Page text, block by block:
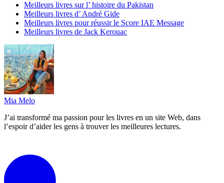
Meilleurs livres sur l’ histoire du Pakistan
Meilleurs livres d’ André Gide
Meilleurs livres pour réussir le Score IAE Message
Meilleurs livres de Jack Kerouac
Mia Melo
J’ai transformé ma passion pour les livres en un site Web, dans
l’espoir d’aider les gens à trouver les meilleures lectures.